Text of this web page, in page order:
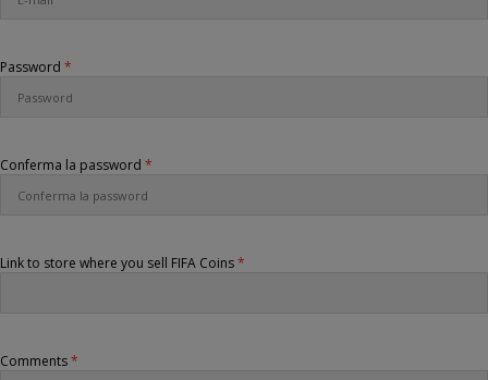
Password *
Conferma la password *
Link to store where you sell FIFA Coins*
Comments*